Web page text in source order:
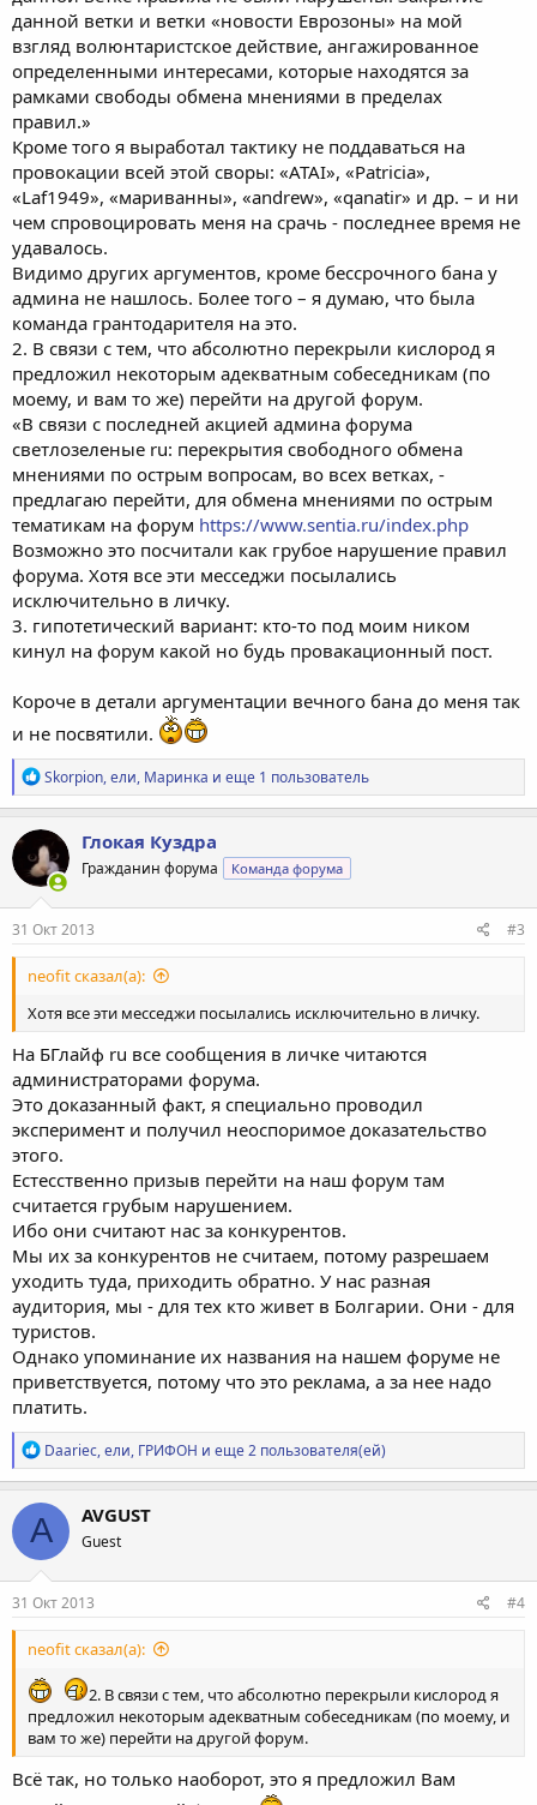
данной ветки и ветки «новости Еврозоны» на мой
взгляд волюнтаристское действие, ангажированное
определенными интересами, которые находятся за
рамками свободы обмена мнениями в пределах
правил.»
Кроме того я выработал тактику не поддаваться на
провокации всей этой своры: «ATAI», «Patricia»,
«Laf1949», «мариванны», «andrew», «qanatir» и др. – и ни
чем спровоцировать меня на срачь - последнее время не
удавалось.
Видимо других аргументов, кроме бессрочного бана у
админа не нашлось. Более того – я думаю, что была
команда грантодарителя на это.
2. В связи с тем, что абсолютно перекрыли кислород я
предложил некоторым адекватным собеседникам (по
моему, и вам то же) перейти на другой форум.
«В связи с последней акцией админа форума
светлозеленые ru: перекрытия свободного обмена
мнениями по острым вопросам, во всех ветках, -
предлагаю перейти, для обмена мнениями по острым
тематикам на форум https://www.sentia.ru/index.php
Возможно это посчитали как грубое нарушение правил
форума. Хотя все эти месседжи посылались
исключительно в личку.
3. гипотетический вариант: кто-то под моим ником
кинул на форум какой но будь провакационный пост.
Короче в детали аргументации вечного бана до меня так
и не посвятили.
Р
е
а
к
ц
и
и
:
Skorpion,ели, Маринка и еще 1 пользователь
Глокая Куздра
Гражданин форума Команда форума
31 Окт 2013 #3
neofit сказал(а):
Хотя все эти месседжи посылались исключительно в личку.
На БГлайф ru все сообщения в личке читаются
администраторами форума.
Это доказанный факт, я специально проводил
эксперимент и получил неоспоримое доказательство
этого.
Естесственно призыв перейти на наш форум там
считается грубым нарушением.
Ибо они считают нас за конкурентов.
Мы их за конкурентов не считаем, потому разрешаем
уходить туда, приходить обратно. У нас разная
аудитория, мы - для тех кто живет в Болгарии. Они - для
туристов.
Однако упоминание их названия на нашем форуме не
приветствуется, потому что это реклама, а за нее надо
платить.
Р
е
а
к
ц
и
и
:
Daariec,ели, ГРИФОН и еще 2 пользователя(ей)
A AVGUST
Guest
31 Окт 2013 #4
neofit сказал(а):
2. В связи с тем, что абсолютно перекрыли кислород я
предложил некоторым адекватным собеседникам (по моему, и
вам то же) перейти на другой форум.
Всё так, но только наоборот, это я предложил Вам